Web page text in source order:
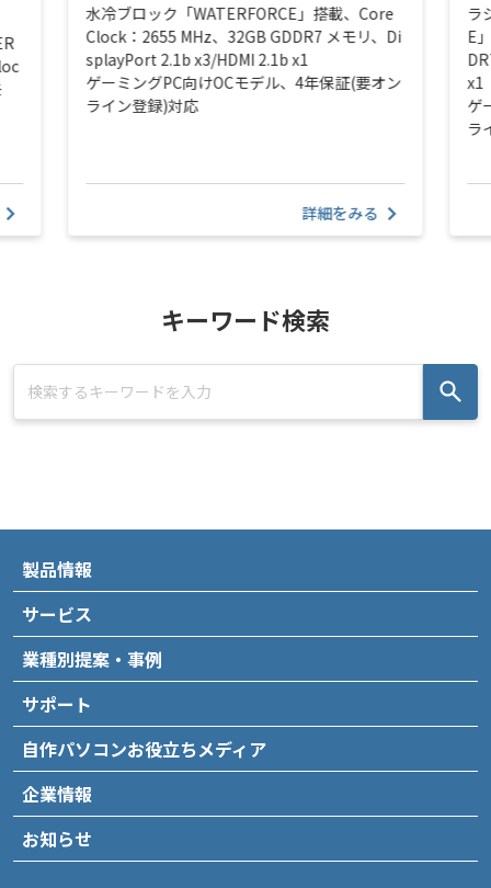
水冷ブロック「WATERFORCE」搭載、Core
Clock：2655 MHz、32GB GDDR7 メモリ、Di
splayPort 2.1b x3/HDMI 2.1b x1
ゲーミングPC向けOCモデル、4年保証(要オン
ライン登録)対応
詳細をみる
ラ
E
x1
ゲ
ラ
キーワード検索
製品情報
サービス
業種別提案・事例
サポート
自作パソコンお役立ちメディア
企業情報
お知らせ